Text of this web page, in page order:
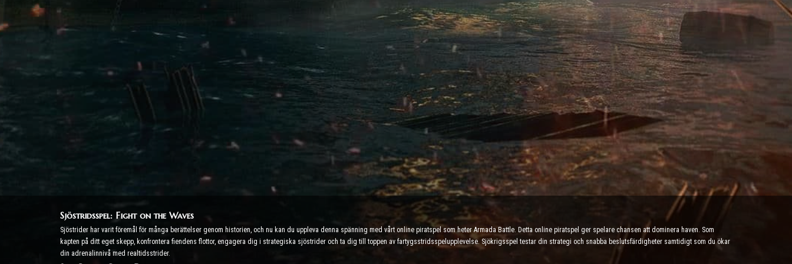
Sjöstridsspel: Fight on the Waves
Sjöstrider har varit föremål för många berättelser genom historien, och nu kan du uppleva denna spänning med vårt online piratspel som heter Armada Battle. Detta online piratspel ger spelare chansen att dominera haven. Som
kapten på ditt eget skepp, konfrontera fiendens flottor, engagera dig i strategiska sjöstrider och ta dig till toppen av fartygsstridsspelupplevelse. Sjökrigsspel testar din strategi och snabba beslutsfärdigheter samtidigt som du ökar
din adrenalinnivå med realtidsstrider.